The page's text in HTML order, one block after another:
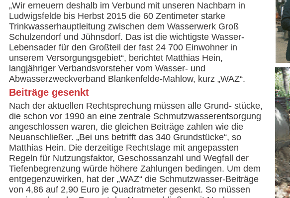
„Wir erneuern deshalb im Verbund mit unseren Nachbarn in
Ludwigsfelde bis Herbst 2015 die 60 Zentimeter starke
Trinkwasserhauptleitung zwischen dem Wasserwerk Groß
Schulzendorf und Jühnsdorf. Das ist die wichtigste Wasser-
Lebensader für den Großteil der fast 24 700 Einwohner in
unserem Versorgungsgebiet“, berichtet Matthias Hein,
langjähriger Verbandsvorsteher vom Wasser- und
Abwasserzweckverband Blankenfelde-Mahlow, kurz „WAZ“.
Beiträge gesenkt
Nach der aktuellen Rechtsprechung müssen alle Grund- stücke,
die schon vor 1990 an eine zentrale Schmutzwasserentsorgung
angeschlossen waren, die gleichen Beiträge zahlen wie die
Neuanschließer. „Bei uns betrifft das 340 Grundstücke“, so
Matthias Hein. Die derzeitige Rechtslage mit angepassten
Regeln für Nutzungsfaktor, Geschossanzahl und Wegfall der
Tiefenbegrenzung würde höhere Zahlungen bedingen. Um dem
entgegenzuwirken, hat der „WAZ“ die Schmutzwasser-Beiträge
von 4,86 auf 2,90 Euro je Quadratmeter gesenkt. So müssen